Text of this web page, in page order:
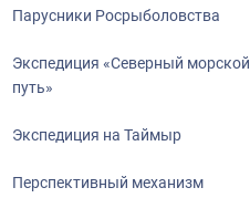
Парусники Росрыболовства
Экспедиция «Северный морской
путь»
Экспедиция на Таймыр
Перспективный механизм